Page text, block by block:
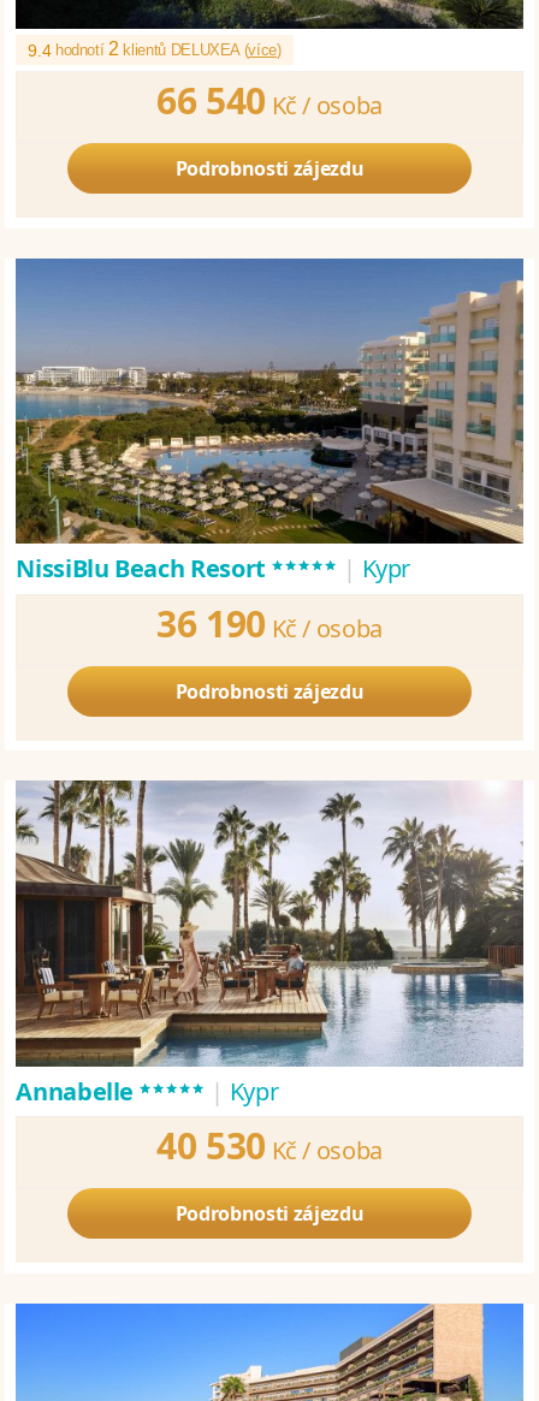
9.4 hodnotí2 klientů DELUXEA (více)
66 540 Kč / osoba
Podrobnosti zájezdu
NissiBlu Beach Resort ***** | Kypr
36 190 Kč / osoba
Podrobnosti zájezdu
Annabelle ***** | Kypr
40 530 Kč / osoba
Podrobnosti zájezdu